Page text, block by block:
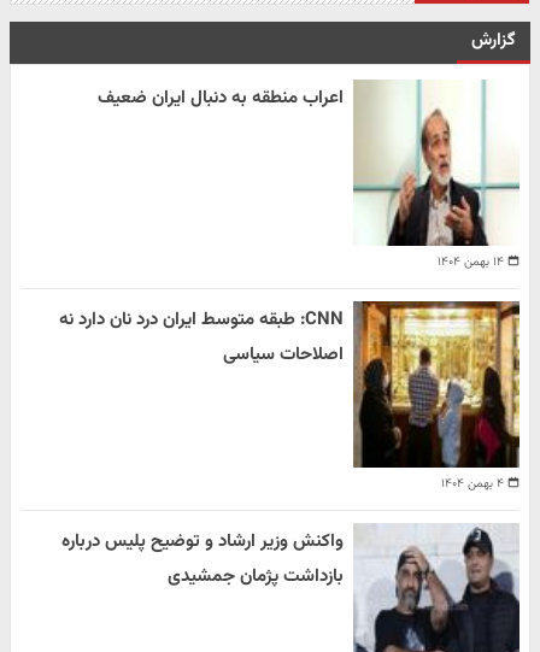
گزارش
۱۴ بهمن ۱۴۰۴
اعراب منطقه به دنبال ایران ضعیف
۴ بهمن ۱۴۰۴
CNN: طبقه متوسط ایران درد نان دارد نه
اصلاحات سیاسی
واکنش وزیر ارشاد و توضیح پلیس درباره
بازداشت پژمان جمشیدی